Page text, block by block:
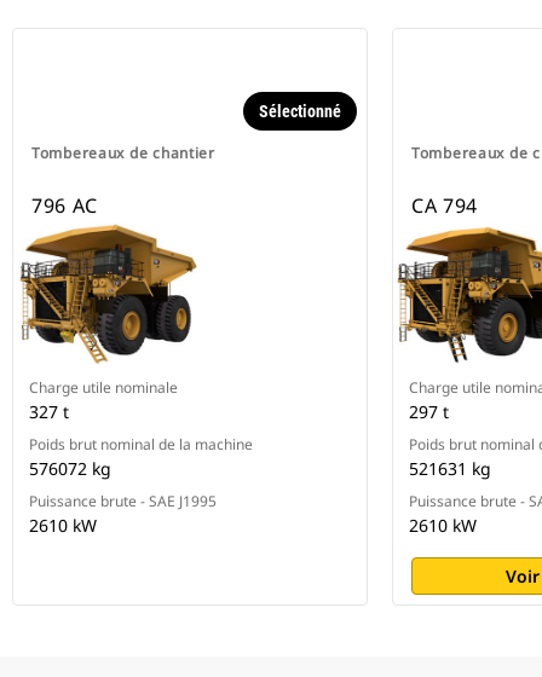
Tombereaux de chantier
Sélectionné
796 AC
Charge utile nominale
327 t
Poids brut nominal de la machine
576072 kg
Puissance brute - SAE J1995
2610 kW
Tombereaux de
CA 794
Charge utile
297 t
Poids brut nominal
521631 kg
Puissance brute -
2610 kW